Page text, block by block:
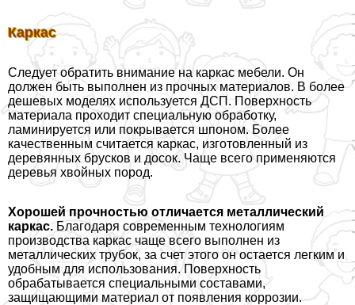
Каркас
Следует обратить внимание на каркас мебели. Он
должен быть выполнен из прочных материалов. В более
дешевых моделях используется ДСП. Поверхность
материала проходит специальную обработку,
ламинируется или покрывается шпоном. Более
качественным считается каркас, изготовленный из
деревянных брусков и досок. Чаще всего применяются
деревья хвойных пород.
Хорошей прочностью отличается металлический
каркас. Благодаря современным технологиям
производства каркас чаще всего выполнен из
металлических трубок, за счет этого он остается легким и
удобным для использования. Поверхность
обpaбатывается специальными составами,
защищающими материал от появления коррозии.